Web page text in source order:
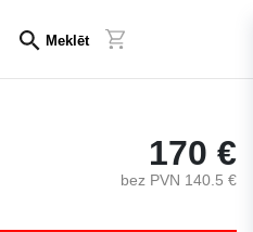
Meklēt
170 €
bez PVN 140.5 €